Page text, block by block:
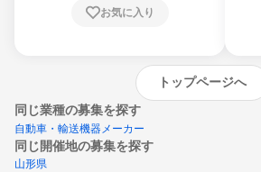
お気に入り
トップページへ
同じ業種の募集を探す
自動車・輸送機器メーカー
同じ開催地の募集を探す
山形県